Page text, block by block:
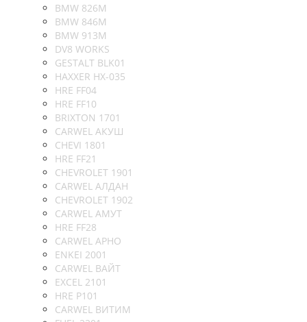
BMW 826M
BMW 846M
BMW 913M
DV8 WORKS
GESTALT BLK01
HAXXER HX-035
HRE FF04
HRE FF10
BRIXTON 1701
CARWEL АКУШ
CHEVI 1801
HRE FF21
CHEVROLET 1901
CARWEL АЛДАН
CHEVROLET 1902
CARWEL АМУТ
HRE FF28
CARWEL АРНО
ENKEI 2001
CARWEL ВАЙТ
EXCEL 2101
HRE P101
CARWEL ВИТИМ